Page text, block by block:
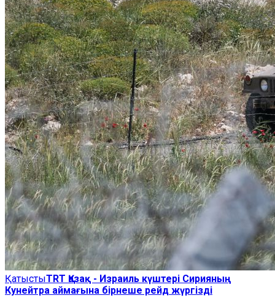
ҚатыстыTRT Қазақ - Израиль күштері Сирияның
Кунейтра аймағына бірнеше рейд жүргізді